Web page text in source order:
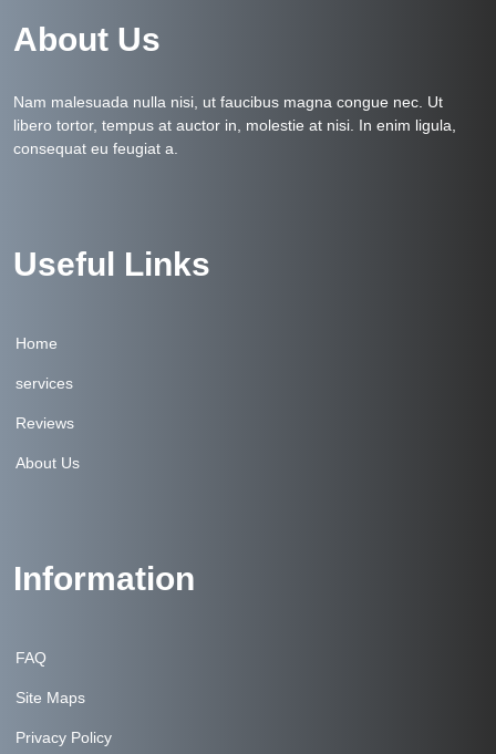
About Us
Nam malesuada nulla nisi, ut faucibus magna congue nec. Ut
libero tortor, tempus at auctor in, molestie at nisi. In enim ligula,
consequat eu feugiat a.
Useful Links
Home
services
Reviews
About Us
Information
FAQ
Site Maps
Privacy Policy